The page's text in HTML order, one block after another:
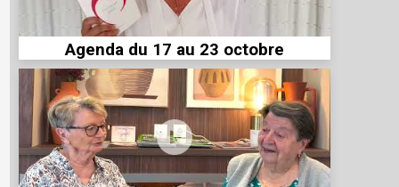
Agenda du 17 au 23 octobre